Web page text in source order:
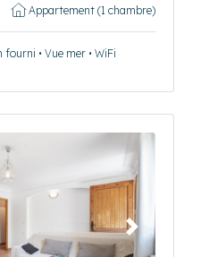
Appartement (1 chambre)
• Vue mer • WiFi
Suivant